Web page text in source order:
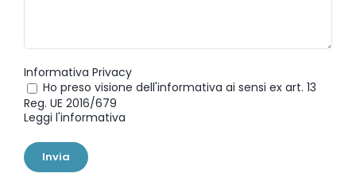
Informativa Privacy
Ho preso visione dell'informativa ai sensi ex art. 13
Reg. UE 2016/679
Leggi l'informativa